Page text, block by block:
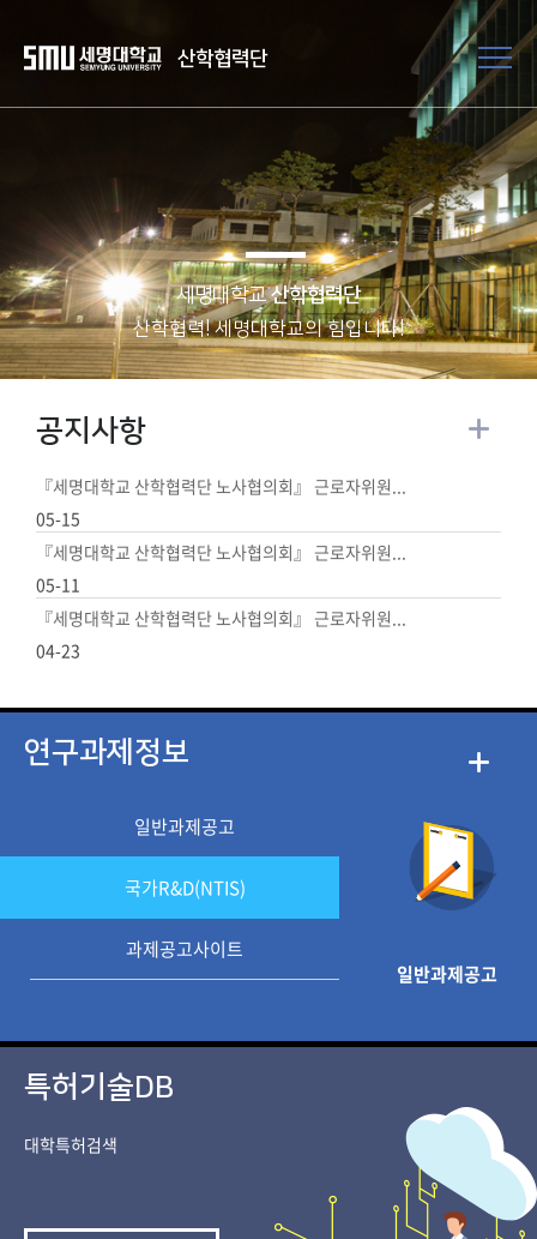
산학협력단
세명대학교산학협력단
산학협력! 세명대학교의 힘입니다!
공지사항
『세명대학교 산학협력단 노사협의회』 근로자위원...
05-15
『세명대학교 산학협력단 노사협의회』 근로자위원...
05-11
『세명대학교 산학협력단 노사협의회』 근로자위원...
04-23
연구과제정보
일반과제공고
일반과제공고
국가R&D(NTIS)
과제공고사이트
특허기술DB
대학특허검색​